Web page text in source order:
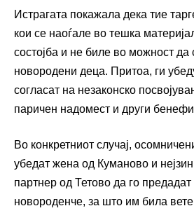
Истрагата покажала дека тие
кои се наоѓале во тешка
состојба и не биле во можност да
новородени деца. Притоа, ги
согласат на незаконско
паричен надомест и други
Во конкретниот случај,
убедат жена од Куманово и
партнер од Тетово да го предадат
новороденче, за што им била